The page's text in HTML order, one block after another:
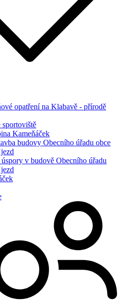
opatření na Klabavě - přírodě
sportoviště
Kameňáček
budovy Obecního úřadu obce
v budově Obecního úřadu